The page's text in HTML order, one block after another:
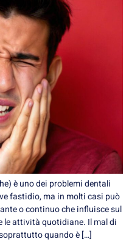
è uno dei problemi dentali
fastidio, ma in molti casi può
o continuo che influisce sul
le attività quotidiane. Il mal di
quando è […]